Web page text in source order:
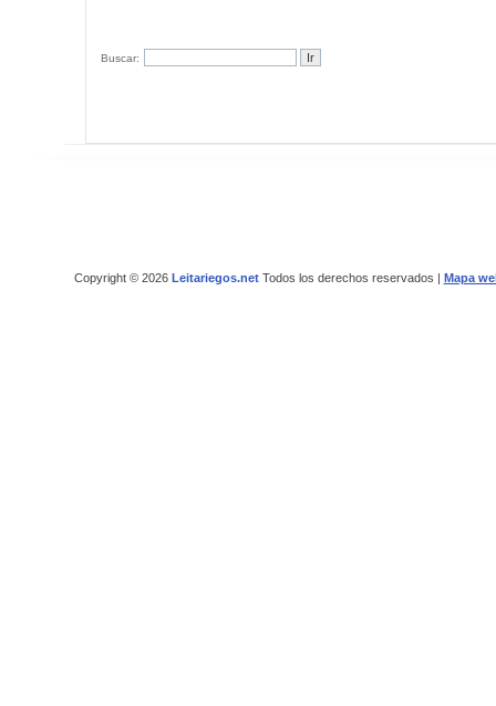
Buscar:
Copyright © 2026 Leitariegos.netTodos los derechos reservados | Mapa